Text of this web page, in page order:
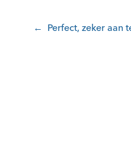
navigatie
Perfect, zeker aan